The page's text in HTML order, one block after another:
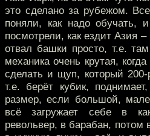
это сделано за рубежом.
поняли, как надо обучать,
посмотрели, как ездит Азия
отвал башки просто, т.е.
механика очень крутая,
сделать и щуп, который 200-
т.е. берёт кубик,
размер, если большой,
всё загружает себе в
револьвер, в барабан, потом